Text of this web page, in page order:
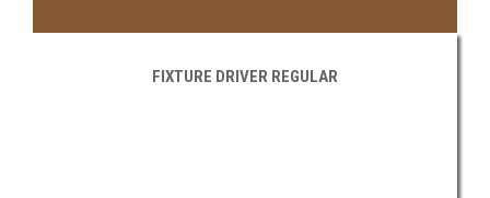
FIXTURE DRIVER REGULAR